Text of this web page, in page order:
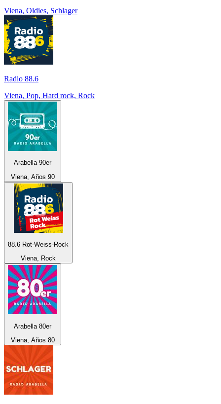
Viena, Oldies, Schlager
Radio 88.6
Viena, Pop, Hard rock, Rock
Arabella 90er
Viena, Años 90
88.6 Rot-Weiss-Rock
Viena, Rock
Arabella 80er
Viena, Años 80